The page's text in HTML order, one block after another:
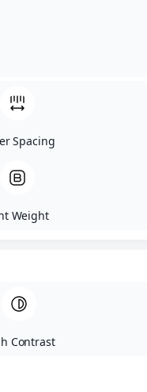
A alimentação
desempenho esportivo,
recuperação e prevenção
Ginasta Fantástica –
Esporte do Ministério do
da Fantástica
nutricional especializado
saudável e o melhor
O responsável por esse
Gonçalves – CRN8
individualizados de
“O primeiro passo é
acompanhadas dos pais,
(doenças, alergias,
alimentares em casa e
Spacing
Weight
Contrast